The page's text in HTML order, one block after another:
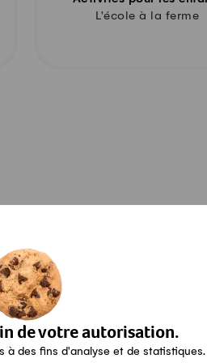
de votre autorisation.
à des fins d'analyse et de statistiques.
L'école à la ferme